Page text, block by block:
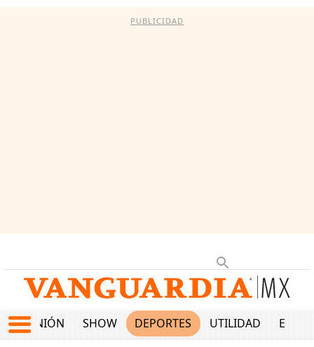
PUBLICIDAD
OPINIÓN SHOW DEPORTES UTILIDAD